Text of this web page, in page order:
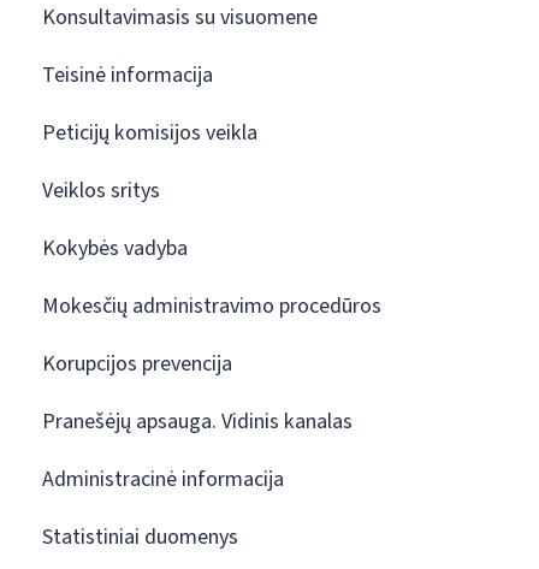
Konsultavimasis su visuomene
Teisinė informacija
Peticijų komisijos veikla
Veiklos sritys
Kokybės vadyba
Mokesčių administravimo procedūros
Korupcijos prevencija
Pranešėjų apsauga. Vidinis kanalas
Administracinė informacija
Statistiniai duomenys